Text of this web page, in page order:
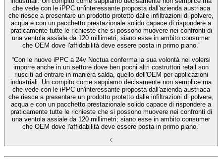
che vede con le iPPC un'interessante proposta dall'azienda austriaca
che riesce a presentare un prodotto protetto dalle infiltrazioni di polvere,
acqua e con un pacchetto prestazionale solido capace di rispondere a
praticamente tutte le richieste che si possono muovere nei confronti di
una ventola assiale da 120 millimetri; siano esse in ambito consumer
che OEM dove l'affidabilità deve essere posta in primo piano.”
“Con le nuove iPPC a 24v Noctua conferma la sua volontà nel volersi
imporre anche in un settore dove ben pochi altri costruttori retail son
riusciti ad entrare in maniera salda, quello dell'OEM per applicazioni
industriali. Un compito come sappiamo decisamente non semplice ma
che vede con le iPPC un'interessante proposta dall'azienda austriaca
che riesce a presentare un prodotto protetto dalle infiltrazioni di polvere,
acqua e con un pacchetto prestazionale solido capace di rispondere a
praticamente tutte le richieste che si possono muovere nei confronti di
una ventola assiale da 120 millimetri; siano esse in ambito consumer
che OEM dove l'affidabilità deve essere posta in primo piano.”